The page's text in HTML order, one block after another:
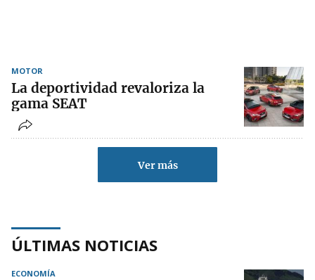
MOTOR
La deportividad revaloriza la
gama SEAT
Ver más
ÚLTIMAS NOTICIAS
ECONOMÍA